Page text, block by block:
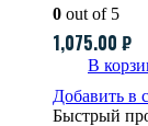
0 out of 5
1,075.00 ₽
В
Добавить в
Быстрый